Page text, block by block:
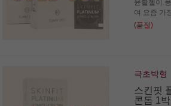
윤활젤이
여 요즘 가
(품절)
극초박형
스킨핏
콘돔 1